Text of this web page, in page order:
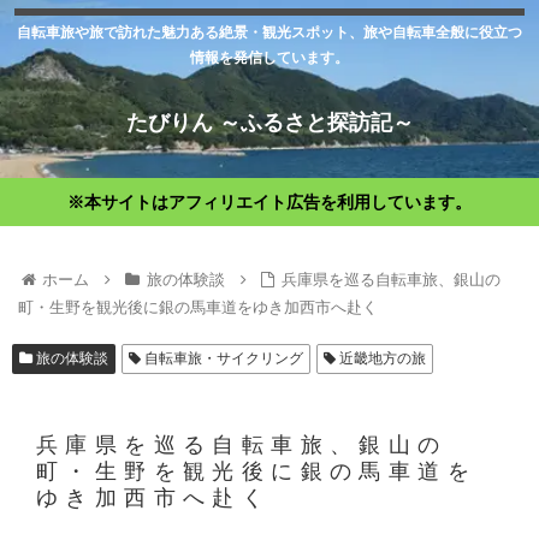
自転車旅や旅で訪れた魅力ある絶景・観光スポット、旅や自転車全般に役立つ
情報を発信しています。
たびりん ～ふるさと探訪記～
※本サイトはアフィリエイト広告を利用しています。
ホーム 旅の体験談
兵庫県を巡る自転車旅、銀山の
町・生野を観光後に銀の馬車道をゆき加西市へ赴く
旅の体験談 自転車旅・サイクリング 近畿地方の旅
兵庫県を巡る自転車旅、銀山の
町・生野を観光後に銀の馬車道を
ゆき加西市へ赴く